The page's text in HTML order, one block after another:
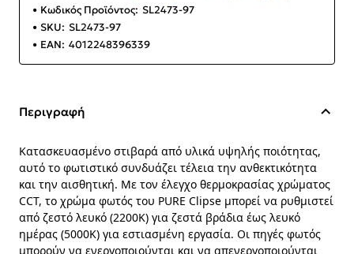
Κωδικός Προϊόντος: SL2473-97
SKU: SL2473-97
EAN: 4012248396339
Περιγραφή
Κατασκευασμένο στιβαρά από υλικά υψηλής ποιότητας,
αυτό το φωτιστικό συνδυάζει τέλεια την ανθεκτικότητα
και την αισθητική. Με τον έλεγχο θερμοκρασίας χρώματος
CCT, το χρώμα φωτός του PURE Clipse μπορεί να ρυθμιστεί
από ζεστό λευκό (2200K) για ζεστά βράδια έως λευκό
ημέρας (5000K) για εστιασμένη εργασία. Οι πηγές φωτός
μπορούν να ενεργοποιούνται και να απενεργοποιούνται